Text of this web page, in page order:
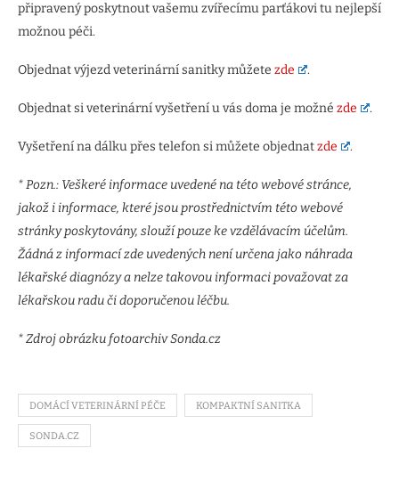
připravený poskytnout vašemu zvířecímu parťákovi tu nejlepší
možnou péči.
Objednat výjezd veterinární sanitky můžete zde .
Objednat si veterinární vyšetření u vás doma je možné zde .
Vyšetření na dálku přes telefon si můžete objednatzde .
* Pozn.: Veškeré informace uvedené na této webové stránce,
jakož i informace, které jsou prostřednictvím této webové
stránky poskytovány, slouží pouze ke vzdělávacím účelům.
Žádná z informací zde uvedených není určena jako náhrada
lékařské diagnózy a nelze takovou informaci považovat za
lékařskou radu či doporučenou léčbu.
* Zdroj obrázku fotoarchiv Sonda.cz
DOMÁCÍ VETERINÁRNÍ PÉČE KOMPAKTNÍ SANITKA
SONDA.CZ